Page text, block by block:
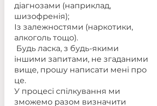
діагнозами (наприклад,
шизофренія);
Із залежностями (наркотики,
алкоголь тощо).
Будь ласка, з будь-якими
іншими запитами, не згаданими
вище, прошу написати мені про
це.
У процесі спілкування ми
зможемо разом визначити